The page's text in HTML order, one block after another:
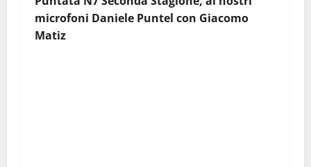
microfoni Daniele Puntel con Giacomo
Matiz